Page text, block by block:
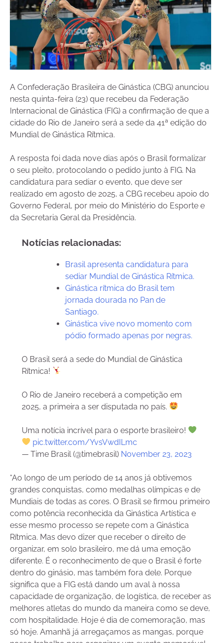
A Confederação Brasileira de Ginástica (CBG) anunciou
nesta quinta-feira (23) que recebeu da Federação
Internacional de Ginástica (FIG) a confirmação de que a
cidade do Rio de Janeiro será a sede da 41ª edição do
Mundial de Ginástica Rítmica.
A resposta foi dada nove dias após o Brasil formalizar
o seu pleito, protocolando o pedido junto à FIG. Na
candidatura para sediar o evento, que deve ser
realizado em agosto de 2025, a CBG recebeu apoio do
Governo Federal, por meio do Ministério do Esporte e
da Secretaria Geral da Presidência.
Notícias relacionadas:
Brasil apresenta candidatura para
sediar Mundial de Ginástica Rítmica.
Ginástica rítmica do Brasil tem
jornada dourada no Pan de
Santiago.
Ginástica vive novo momento com
pódio formado apenas por negras.
O Brasil será a sede do Mundial de Ginástica
Rítmica!
O Rio de Janeiro receberá a competição em
2025, a primeira a ser disputada no país.
Uma notícia incrível para o esporte brasileiro!
pic.twitter.com/YvsVwdILmc
— Time Brasil (@timebrasil) November 23, 2023
“Ao longo de um período de 14 anos já obtivemos
grandes conquistas, como medalhas olímpicas e de
Mundiais de todas as cores. O Brasil se firmou primeiro
como potência reconhecida da Ginástica Artística e
esse mesmo processo se repete com a Ginástica
Rítmica. Mas devo dizer que receber o direito de
organizar, em solo brasileiro, me dá uma emoção
diferente. É o reconhecimento de que o Brasil é forte
dentro do ginásio, mas também fora dele. Porque
significa que a FIG está dando um aval à nossa
capacidade de organização, de logística, de receber as
melhores atletas do mundo da maneira como se deve,
com hospitalidade. Hoje é dia de comemoração, mas
só hoje. Amanhã já arregaçamos as mangas, porque